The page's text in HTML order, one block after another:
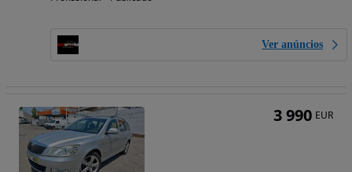
Ver anúncios
3 990 EUR